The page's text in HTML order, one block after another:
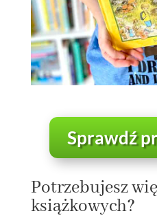
Sprawdź
Potrzebujesz
książkowych?